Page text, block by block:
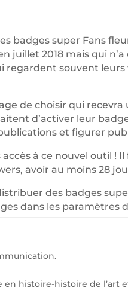
badges super Fans
juillet 2018 mais qui
regardent souvent
de choisir qui
d’activer leur
et figurer
accès à ce nouvel outil
avoir au moins 28
des badges
dans les paramètres
histoire-histoire de l’art